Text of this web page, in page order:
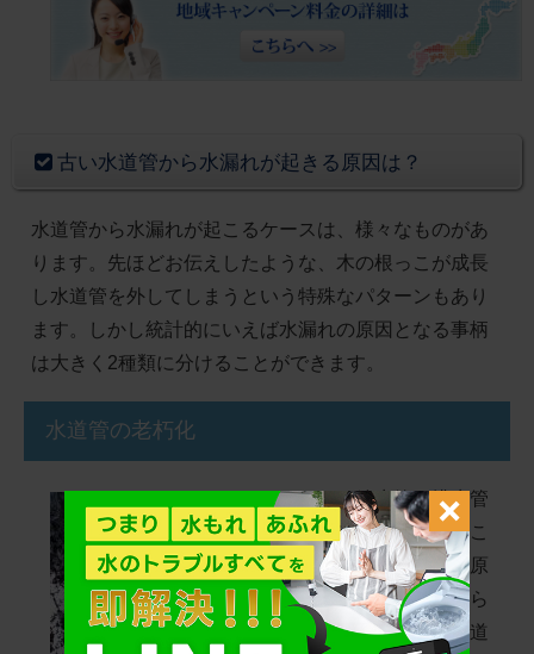
古い水道管から水漏れが起きる原因は？
水道管から水漏れが起こるケースは、様々なものがあ
ります。先ほどお伝えしたような、木の根っこが成長
し水道管を外してしまうという特殊なパターンもあり
ます。しかし統計的にいえば水漏れの原因となる事柄
は大きく2種類に分けることができます。
水道管の老朽化
給水管や排水管
が水漏れを起こ
す場合、まず原
因として考えら
れるのが、水道